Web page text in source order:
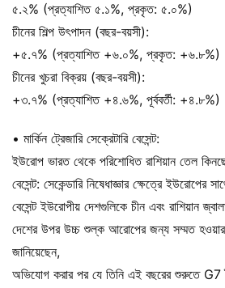
৫.২% (প্রত্যাশিত ৫.১%, প্রকৃত: ৫.০%)
চীনের শিল্প উৎপাদন (বছর-বয়সী):
+৫.৭% (প্রত্যাশিত +৬.০%, প্রকৃত: +৬.৮%)
চীনের খুচরা বিক্রয় (বছর-বয়সী):
+৩.৭% (প্রত্যাশিত +৪.৬%, পূর্ববর্তী: +৪.৮%)
• মার্কিন ট্রেজারি সেক্রেটারি বেসেন্ট:
ইউরোপ ভারত থেকে পরিশোধিত রাশিয়ান তেল
বেসেন্ট: সেকেন্ডারি নিষেধাজ্ঞার ক্ষেত্রে
বেসেন্ট ইউরোপীয় দেশগুলিকে চীন এবং রাশিয়ান
দেশের উপর উচ্চ শুল্ক আরোপের জন্য সম্মত
জানিয়েছেন,
অভিযোগ করার পর যে তিনি এই বছরের শুরুতে G7